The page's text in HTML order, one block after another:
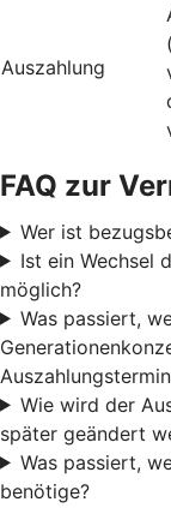
Auszahlung
FAQ zur
Wer ist
Ist ein Wechsel
möglich?
Was passiert,
Wie wird der
später geändert
Was passiert,
benötige?